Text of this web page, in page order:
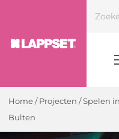
Home / Projecten /Spelen
Bulten